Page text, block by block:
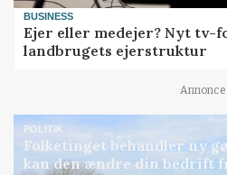
BUSINESS
Ejer eller medejer? Nyt tv-
landbrugets ejerstruktur
Annonce
POLITIK
Folketinget behandler ny
kan den ændre din bedrift